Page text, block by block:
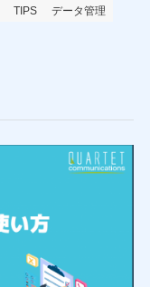
TIPS
データ管理